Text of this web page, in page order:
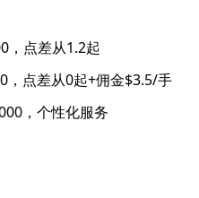
，点差从1.2起
，点差从0起+佣金$3.5/手
，个性化服务